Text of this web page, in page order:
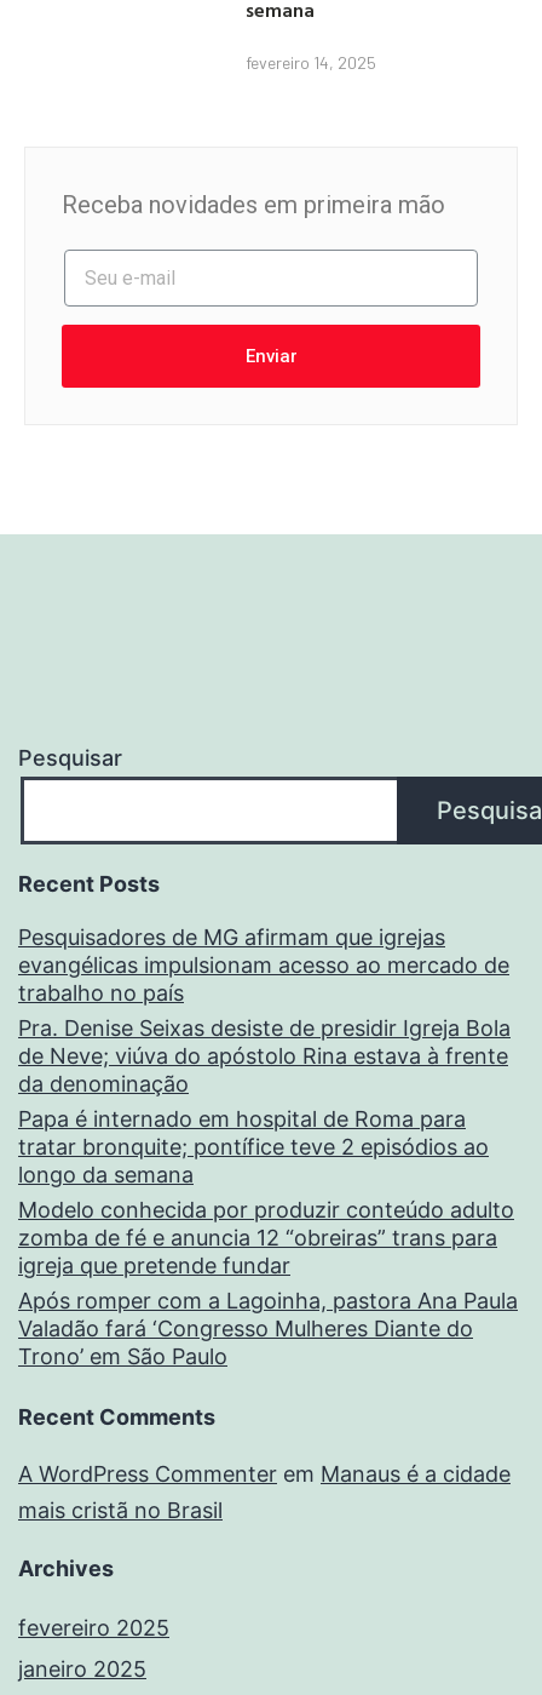
semana
fevereiro 14, 2025
Receba novidades em primeira mão
Enviar
Pesquisar
Recent Posts
Pesquisadores de MG afirmam que igrejas
evangélicas impulsionam acesso ao mercado de
trabalho no país
Pra. Denise Seixas desiste de presidir Igreja Bola
de Neve; viúva do apóstolo Rina estava à frente
da denominação
Papa é internado em hospital de Roma para
tratar bronquite; pontífice teve 2 episódios ao
longo da semana
Modelo conhecida por produzir conteúdo adulto
zomba de fé e anuncia 12 “obreiras” trans para
igreja que pretende fundar
Após romper com a Lagoinha, pastora Ana Paula
Valadão fará ‘Congresso Mulheres Diante do
Trono’ em São Paulo
Recent Comments
A WordPress Commenter em Manaus é a cidade
mais cristã no Brasil
Archives
fevereiro 2025
janeiro 2025